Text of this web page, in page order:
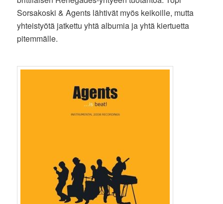
Sorsakoski & Agents lähtivät myös keikoille, mutta
yhteistyötä jatkettu yhtä albumia ja yhtä kiertuetta
pitemmälle.